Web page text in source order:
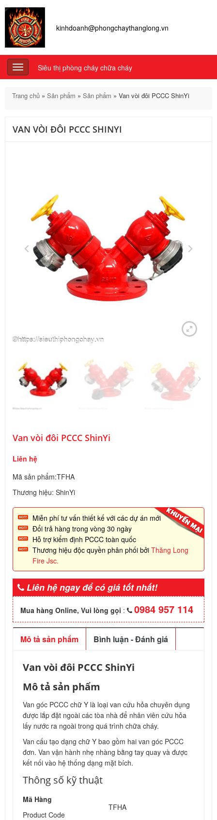
kinhdoanh@phongchaythanglong.vn
Toggle
navigation
Siêu thị phòng cháy chữa cháy
Trang chủ » Sản phẩm » Sản phẩm » Van vòi đôi PCCC ShinYi
VAN VÒI ĐÔI PCCC SHINYI
Van vòi đôi PCCC ShinYi
Liên hệ
Mã sản phẩm:TFHA
Thương hiệu: ShinYi
Miễn phí tư vấn thiết kế với các dự án mới
Đổi trả hàng trong vòng 30 ngày
Hỗ trợ kiểm định PCCC toàn quốc
Thương hiệu độc quyền phân phối bởi Thăng Long
Fire Jsc.
Liên hệ ngay để có giá tốt nhất!
Mua hàng Online, Vui lòng gọi : 0984 957 114
Mô tả sản phẩm Bình luận - Đánh giá
Van vòi đôi PCCC ShinYi
Mô tả sản phẩm
Van góc PCCC chữ Y là loại van cứu hỏa chuyên dụng
được lắp đặt ngoài các tòa nhà để nhân viên cứu hỏa
lấy nước ra ngoài trong quá trình chữa cháy.
Van cấu tạo dạng chữ Y bao gồm hai van góc PCCC
đơn. Van vận hành nhẹ nhàng bằng tay quay và được
kết nối vào hệ thống dạng mặt bích.
Thông số kỹ thuật
Mã Hàng
Product Code
TFHA